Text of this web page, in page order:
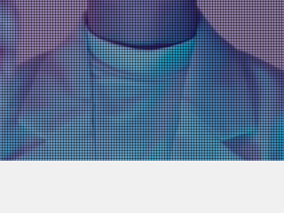
物理と制御を融合し、
進化を加速させるエンジニア集団
​株式会社アイ・ディー・クロスリンク